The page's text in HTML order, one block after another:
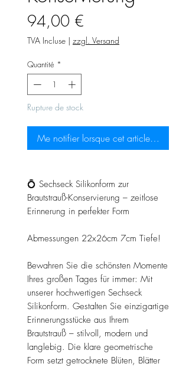
94,00 €
TVA Incluse | zzgl. Versand
Quantité *
Rupture de stock
Me notifier lorsque cet article est
💍 Sechseck Silikonform zur
Brautstrauß-Konservierung – zeitlose
Erinnerung in perfekter Form
Abmessungen 22x26cm 7cm Tiefe!
Bewahren Sie die schönsten Momente
Ihres großen Tages für immer: Mit
unserer hochwertigen Sechseck
Silikonform. Gestalten Sie einzigartige
Erinnerungsstücke aus Ihrem
Brautstrauß – stilvoll, modern und
langlebig. Die klare geometrische
Form setzt getrocknete Blüten, Blätter